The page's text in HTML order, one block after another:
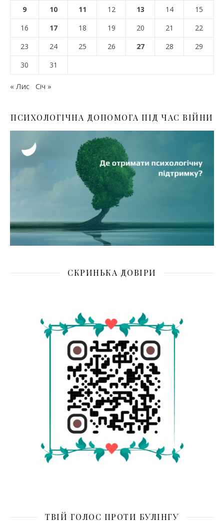
9 10 11 12 13 14
15
16
17 18 19 20 21
22
23
24 25 26 27 28
29
30
31
« Лис Січ »
ПСИХОЛОГІЧНА ДОПОМОГА ПІД ЧАС ВІЙНИ
СКРИНЬКА ДОВІРИ
ТВІЙ ГОЛОС ПРОТИ БУЛІНГУ